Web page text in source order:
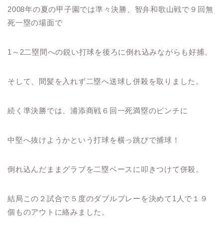
2008年の夏の甲子園では準々決勝、智弁和歌山戦で９回無
死一塁の場面で
1～2二塁間への鋭い打球を後ろに倒れ込みながらも好捕。
そして、間髪を入れず二塁へ送球し併殺を取りました。
続く準決勝では、浦添商戦６回一死満塁のピンチに
中堅へ抜けようかという打球を横っ跳びで捕球！
倒れ込んだままグラブを二塁ベースに叩きつけて併殺。
結局この２試合で５度のダブルプレーを決めて1人で１９
個ものアウトに絡みました。